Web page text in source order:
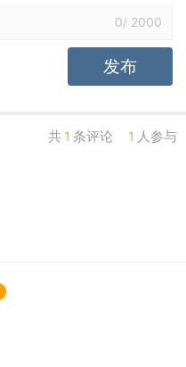
0/ 2000
发布
共 1 条评论 1 人参与